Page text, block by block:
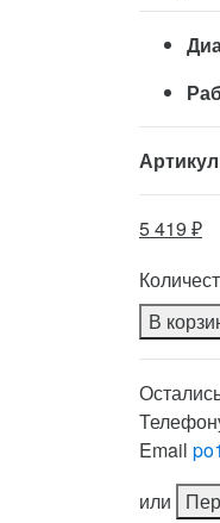
Артикул
5 419 ₽
В
Email
или